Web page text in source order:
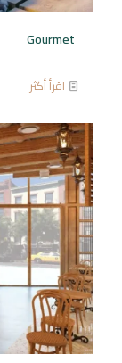
Gourmet
اقرأ أكثر